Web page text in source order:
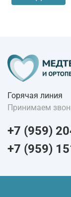
Горячая линия
Принимаем
+7 (959)
+7 (959)